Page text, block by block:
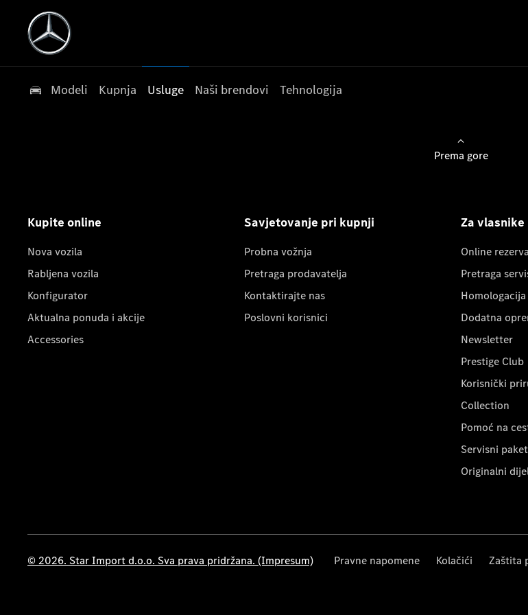
Modeli Kupnja Usluge Naši brendovi Tehnologija
Prema gore
Kupite online
Nova vozila
Rabljena vozila
Konfigurator
Aktualna ponuda i akcije
Accessories
Savjetovanje pri kupnji
Probna vožnja
Pretraga prodavatelja
Kontaktirajte nas
Poslovni korisnici
Za vlasnike
Online
Pretraga
Homologacija
Dodatna
Newsletter
Prestige Club
Korisnički
Collection
Pomoć na
Servisni
Originalni
© 2026. Star Import d.o.o. Sva prava pridržana. (Impresum) Pravne napomene Kolačići Zaštita